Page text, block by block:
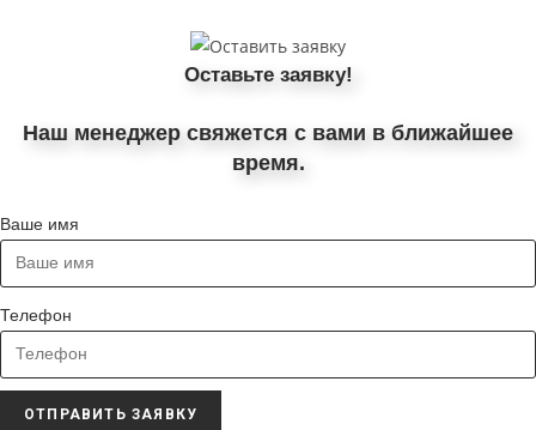
Оставьте заявку!
Наш менеджер свяжется с вами в ближайшее
время.
Ваше имя
Телефон
ОТПРАВИТЬ ЗАЯВКУ